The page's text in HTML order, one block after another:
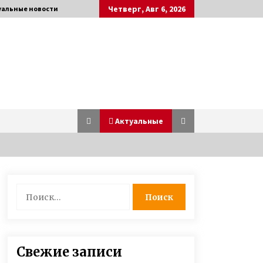
новости Четверг, Авг 6, 2026
Актуальные
Светлана Трифонова рассказала о
Бонякивская удочерила девочку с
Свежие записи